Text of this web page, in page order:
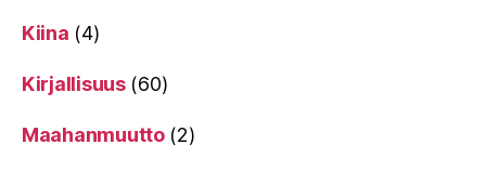
Kiina (4)
Kirjallisuus(60)
Maahanmuutto(2)